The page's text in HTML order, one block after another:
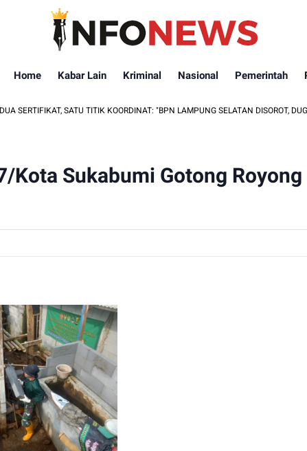
Home Kabar Lain Kriminal Nasional Pemerintah
SATU TITIK KOORDINAT: "BPN LAMPUNG SELATAN DISOROT, DUGAAN AJB
Kota Sukabumi Gotong Royong